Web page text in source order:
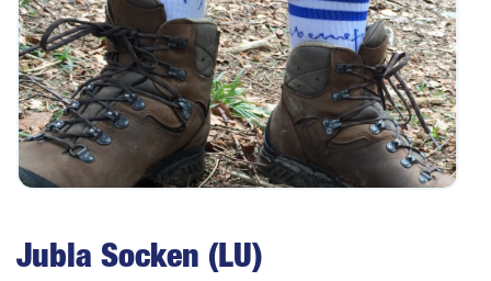
Jubla Socken (LU)